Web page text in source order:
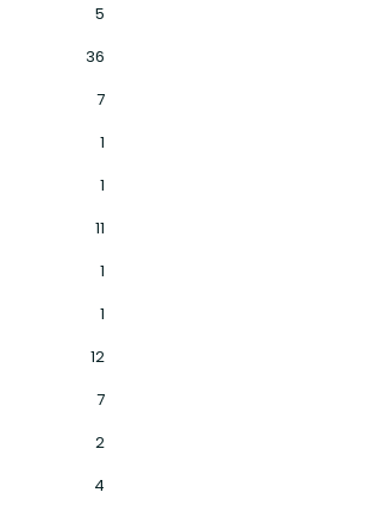
5
36
7
1
1
11
1
1
12
7
2
4